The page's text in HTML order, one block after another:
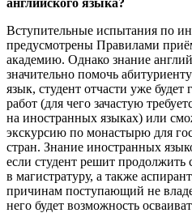
английского языка?
Вступительные испытания по
предусмотрены Правилами
академию. Однако знание
значительно помочь
язык, студент отчасти уже
работ (для чего зачастую
на иностранных языках) или
экскурсию по монастырю для
стран. Знание иностранных
если студент решит продолжить
в магистратуру, а также
причинам поступающий не
него будет возможность